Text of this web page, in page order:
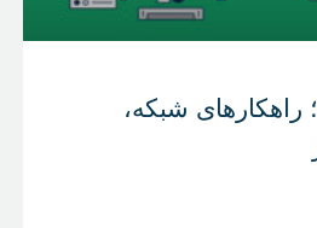
تجهیزات Cisco؛ راهکارهای شبکه،